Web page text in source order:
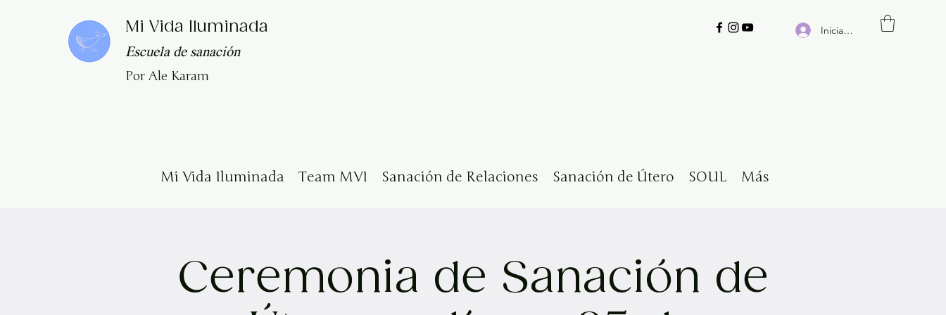
Mi Vida Iluminada
Escuela de sanación
Por Ale Karam
Iniciar sesión
Mi Vida Iluminada Team MVI Sanación de Relaciones Sanación de Útero SOUL Más
Ceremonia de Sanación de